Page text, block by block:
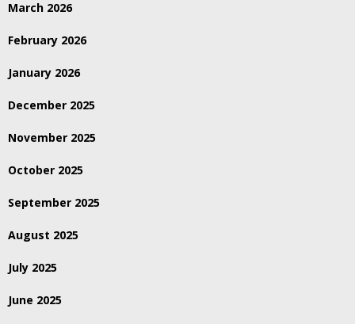
March 2026
February 2026
January 2026
December 2025
November 2025
October 2025
September 2025
August 2025
July 2025
June 2025